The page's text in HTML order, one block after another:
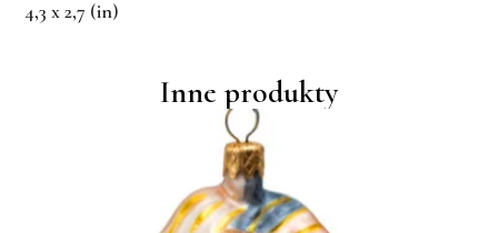
4,3 x 2,7 (in)
Inne produkty